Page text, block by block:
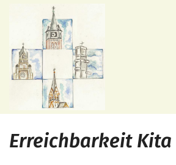
Zum Inhalt springen
Erreichbarkeit Kita